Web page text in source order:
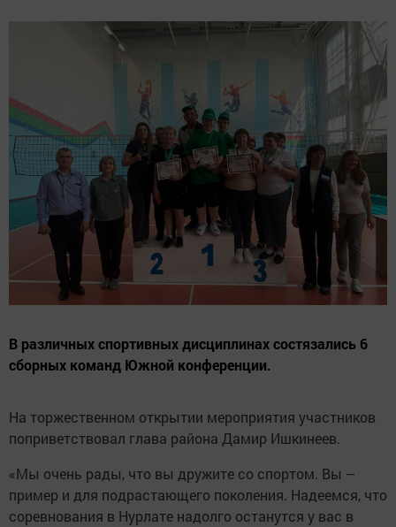
В различных спортивных дисциплинах состязались 6
сборных команд Южной конференции.
На торжественном открытии мероприятия участников
поприветствовал глава района Дамир Ишкинеев.
«Мы очень рады, что вы дружите со спортом. Вы –
пример и для подрастающего поколения. Надеемся, что
соревнования в Нурлате надолго останутся у вас в